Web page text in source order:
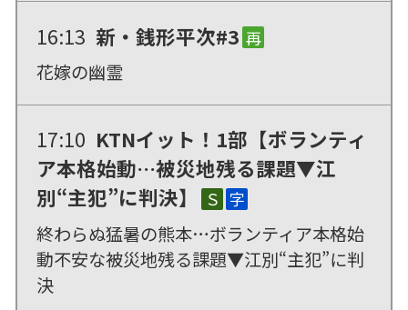
16:13 新・銭形平次#3 再
花嫁の幽霊
17:10 KTNイット！1部【ボランティ
ア本格始動…被災地残る課題▼江
別“主犯”に判決】
Ｓ 字
終わらぬ猛暑の熊本…ボランティア本格始
動不安な被災地残る課題▼江別“主犯”に判
決